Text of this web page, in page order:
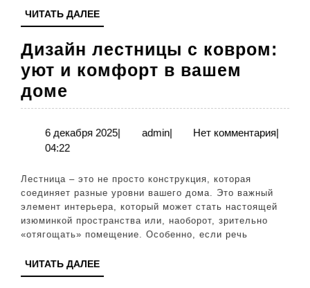
ЧИТАТЬ ДАЛЕЕЧИТАТЬ
ДАЛЕЕ
Дизайн лестницы с ковром:
уют и комфорт в вашем
доме
лестницы
с
ковром:
уют
и
комфорт
в
вашем
доме
6 декабря 20256| adminadmin
| Нет комментария|
04:22
Лестница – это не просто конструкция, которая
соединяет разные уровни вашего дома. Это важный
элемент интерьера, который может стать настоящей
изюминкой пространства или, наоборот, зрительно
«отягощать» помещение. Особенно, если речь
ЧИТАТЬ ДАЛЕЕЧИТАТЬ
ДАЛЕЕ